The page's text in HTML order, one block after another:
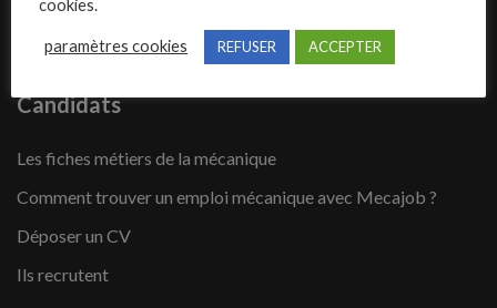
Contact
Candidats
Les fiches métiers de la mécanique
Comment trouver un emploi mécanique avec Mecajob ?
Déposer un CV
Ils recrutent
cookies.
paramètres cookies REFUSER ACCEPTER